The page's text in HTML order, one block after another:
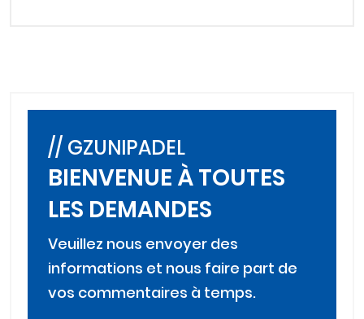
// GZUNIPADEL
BIENVENUE À TOUTES
LES DEMANDES
Veuillez nous envoyer des
informations et nous faire part de
vos commentaires à temps.